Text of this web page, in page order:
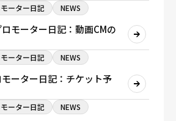
ーター日記 NEWS
モーター日記：動画CMの
ーター日記 NEWS
ーター日記：チケット予
ーター日記 NEWS